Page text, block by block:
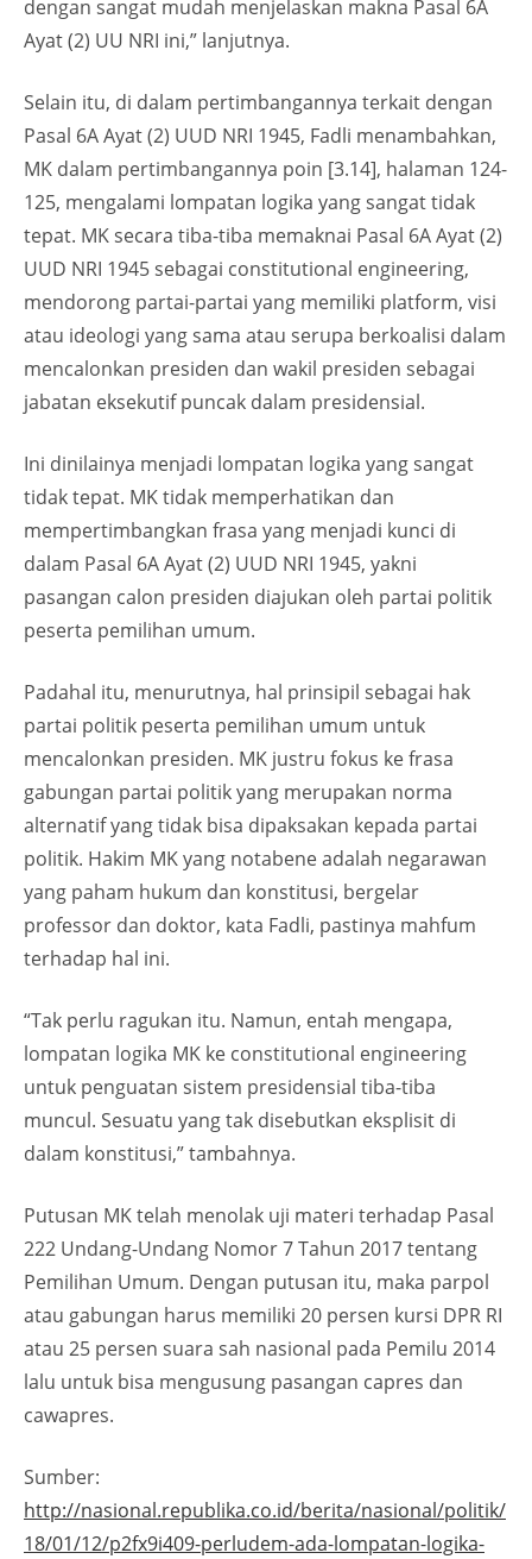
dengan sangat mudah menjelaskan makna Pasal 6A
Ayat (2) UU NRI ini,” lanjutnya.
Selain itu, di dalam pertimbangannya terkait dengan
Pasal 6A Ayat (2) UUD NRI 1945, Fadli menambahkan,
MK dalam pertimbangannya poin [3.14], halaman 124-
125, mengalami lompatan logika yang sangat tidak
tepat. MK secara tiba-tiba memaknai Pasal 6A Ayat (2)
UUD NRI 1945 sebagai constitutional engineering,
mendorong partai-partai yang memiliki platform, visi
atau ideologi yang sama atau serupa berkoalisi dalam
mencalonkan presiden dan wakil presiden sebagai
jabatan eksekutif puncak dalam presidensial.
Ini dinilainya menjadi lompatan logika yang sangat
tidak tepat. MK tidak memperhatikan dan
mempertimbangkan frasa yang menjadi kunci di
dalam Pasal 6A Ayat (2) UUD NRI 1945, yakni
pasangan calon presiden diajukan oleh partai politik
peserta pemilihan umum.
Padahal itu, menurutnya, hal prinsipil sebagai hak
partai politik peserta pemilihan umum untuk
mencalonkan presiden. MK justru fokus ke frasa
gabungan partai politik yang merupakan norma
alternatif yang tidak bisa dipaksakan kepada partai
politik. Hakim MK yang notabene adalah negarawan
yang paham hukum dan konstitusi, bergelar
professor dan doktor, kata Fadli, pastinya mahfum
terhadap hal ini.
“Tak perlu ragukan itu. Namun, entah mengapa,
lompatan logika MK ke constitutional engineering
untuk penguatan sistem presidensial tiba-tiba
muncul. Sesuatu yang tak disebutkan eksplisit di
dalam konstitusi,” tambahnya.
Putusan MK telah menolak uji materi terhadap Pasal
222 Undang-Undang Nomor 7 Tahun 2017 tentang
Pemilihan Umum. Dengan putusan itu, maka parpol
atau gabungan harus memiliki 20 persen kursi DPR RI
atau 25 persen suara sah nasional pada Pemilu 2014
lalu untuk bisa mengusung pasangan capres dan
cawapres.
Sumber:
http://nasional.republika.co.id/berita/nasional/politik/
18/01/12/p2fx9i409-perludem-ada-lompatan-logika-